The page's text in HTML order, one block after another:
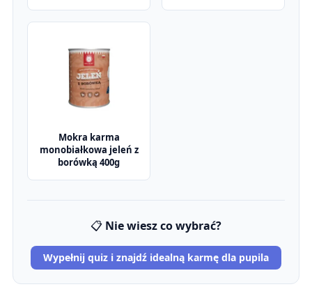
Mokra karma
monobiałkowa jeleń z
borówką 400g
📋 Nie wiesz co wybrać?
Wypełnij quiz i znajdź idealną karmę dla pupila